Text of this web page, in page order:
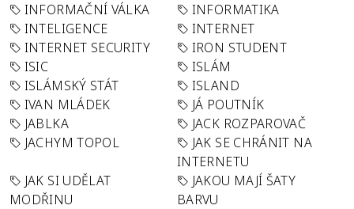
INFORMAČNÍ VÁLKA
INFORMATIKA
INTELIGENCE
INTERNET
INTERNET SECURITY
IRON STUDENT
ISIC
ISLÁM
ISLÁMSKÝ STÁT
ISLAND
IVAN MLÁDEK
JÁ POUTNÍK
JABLKA
JACK ROZPAROVAČ
JACHYM TOPOL
JAK SE CHRÁNIT NA
INTERNETU
JAK SI UDĚLAT
MODŘINU
JAKOU MAJÍ ŠATY
BARVU